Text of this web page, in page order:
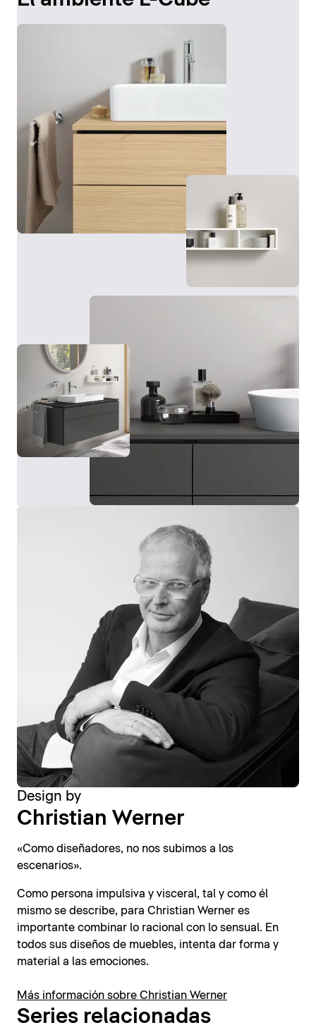
El armario espejo de la serie L-Cube combina
adicional. La iluminación LED perimetral se enciende,
se apaga y se regula sin contacto mediante un sensor.
Detrás de las puertas, también espejadas en su
interior, se encuentran prácticos estantes de cristal,
una pared trasera espejada y una toma de corriente
integrada. En función de las preferencias y de las
condiciones del espacio, el armario espejo puede
instalarse en superficie o empotrarse en la pared
se adapta a distintos lavabos y estilos de baño.
Además, puede incorporar opcionalmente una
iluminación adicional para el lavabo, que garantiza
una iluminación óptima de la zona.
Mostrar espejos y armarios espejos
Design by
Christian Werner
«Como diseñadores, no nos subimos a los
escenarios».
Como persona impulsiva y visceral, tal y como él
mismo se describe, para Christian Werner es
importante combinar lo racional con lo sensual. En
todos sus diseños de muebles, intenta dar forma y
material a las emociones.
Más información sobre Christian Werner
Series relacionadas